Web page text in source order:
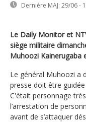
Dernière MAJ: 29/06 -
Le Daily Monitor et
siège militaire
Muhoozi Kainerugaba
Le général Muhoozi a
presse doit être
C'était personnage
l’arrestation de
avant de s’attaquer